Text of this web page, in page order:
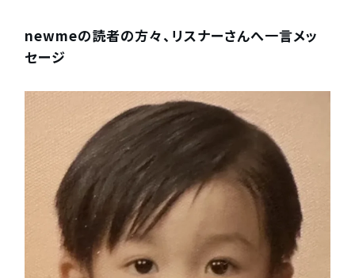
newmeの読者の方々、リスナーさんへ一言メッ
セージ